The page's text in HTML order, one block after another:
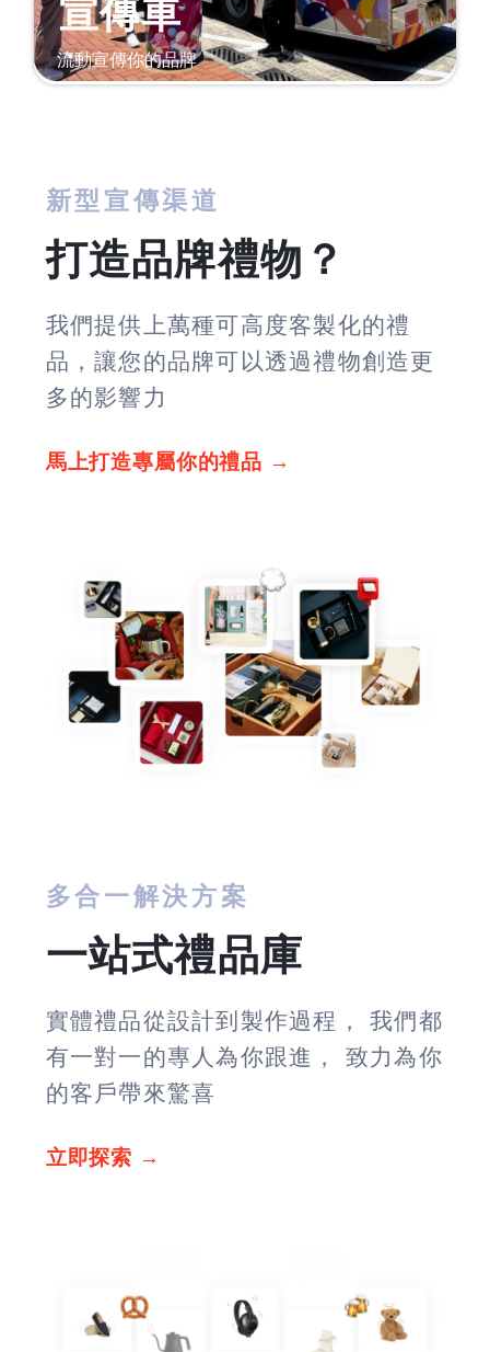
宣傳車
流動宣傳你的品牌
新型宣傳渠道
打造品牌禮物？
我們提供上萬種可高度客製化的禮
品，讓您的品牌可以透過禮物創造更
多的影響力
馬上打造專屬你的禮品 →
多合一解決方案
一站式禮品庫
實體禮品從設計到製作過程， 我們都
有一對一的專人為你跟進， 致力為你
的客戶帶來驚喜
立即探索 →